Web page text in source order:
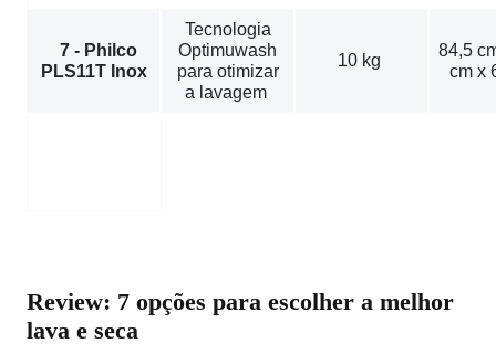
7 - Philco
PLS11T Inox
Tecnologia
Optimuwash
para otimizar
a lavagem
10 kg
84,5
cm x
Review: 7 opções para escolher a melhor
lava e seca